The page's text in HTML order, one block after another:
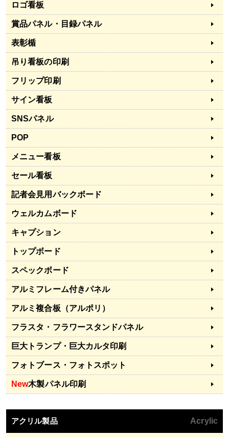
ロゴ看板
賞品パネル・目録パネル
表彰楯
吊り看板の印刷
フリップ印刷
サイン看板
SNSパネル
POP
メニュー看板
セール看板
記者会見用バックボード
ウェルカムボード
キャプション
トップボード
スペックボード
アルミフレーム付きパネル
アルミ複合板（アルポリ）
フラスタ・フラワースタンドパネル
巨大トランプ・巨大カルタ印刷
フォトブース・フォトスポット
New木製パネル印刷
アクリル製品 Acrylic